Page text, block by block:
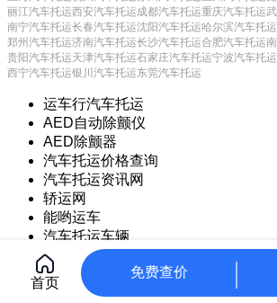
丽江汽车托运西安汽车托运成都汽车托运重庆汽车托运
南宁汽车托运长春汽车托运沈阳汽车托运哈尔滨汽车托运
郑州汽车托运济南汽车托运长沙汽车托运合肥汽车托运
贵阳汽车托运天津汽车托运石家庄汽车托运宁波汽车托运
西宁汽车托运银川汽车托运东莞汽车托运
首页
免费查价
运车行汽车托运
AED自动除颤仪
AED除颤器
汽车托运价格查询
汽车托运资讯网
轿运网
能哟运车
汽车托运车辆
Copyright © 2021 常州甲保御网络科技有
苏ICP备17025925号-8